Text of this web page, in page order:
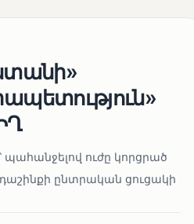
պահանջելով ուժը կորցրած
դաշինքի ընտրական ցուցակի